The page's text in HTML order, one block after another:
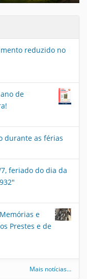
reduzido no
de
durante as férias
feriado do dia da
e
Prestes e de
Mais notícias…